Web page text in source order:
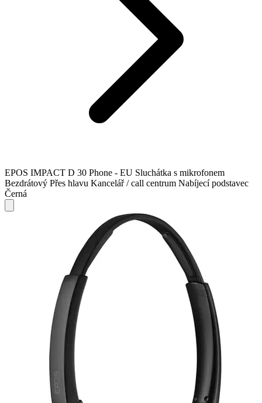
EPOS IMPACT D 30 Phone - EU Sluchátka s mikrofonem
Bezdrátový Přes hlavu Kancelář / call centrum Nabíjecí podstavec
Černá